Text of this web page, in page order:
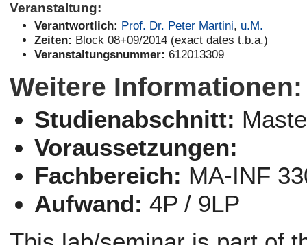
Veranstaltung:
Verantwortlich: Prof. Dr. Peter Martini, u.M.
Zeiten: Block 08+09/2014 (exact dates t.b.a.)
Veranstaltungsnummer: 612013309
Weitere Informationen:
Studienabschnitt:
Voraussetzungen:
Fachbereich: MA-INF
Aufwand: 4P / 9LP